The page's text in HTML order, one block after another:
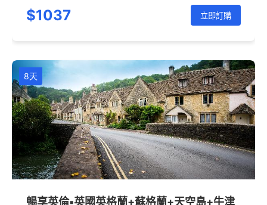
$1037 立即訂購
8天
暢享英倫▪英國英格蘭+蘇格蘭+天空島+牛津